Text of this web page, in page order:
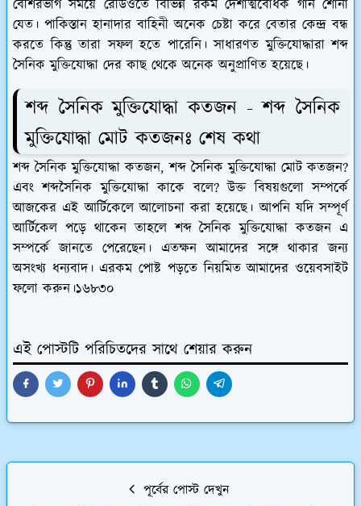
বেশিরভাগ সময়ে রেডিওতে বিভিন্ন রকম দেশাত্মবোধক গান শোনা
যেত। পাকিস্তান হানাদার বাহিনী অনেক চেষ্টা করে বেতার কেন্দ্র বন্ধ
করতে কিন্তু তারা সফল হতে পারেনি। সাধারণত মুক্তিযোদ্ধারা শব্দ
সৈনিক মুক্তিযোদ্ধা দের কাছ থেকে অনেক অনুপ্রাণিত হয়েছে।
শব্দ সৈনিক মুক্তিযোদ্ধা কতজন - শব্দ সৈনিক
মুক্তিযোদ্ধা মোট কতজনঃ শেষ কথা
শব্দ সৈনিক মুক্তিযোদ্ধা কতজন, শব্দ সৈনিক মুক্তিযোদ্ধা মোট কতজন?
এবং শব্দসৈনিক মুক্তিযোদ্ধা কাকে বলে? উক্ত বিষয়গুলো সম্পর্কে
আজকের এই আর্টিকেলে আলোচনা করা হয়েছে। আপনি যদি সম্পূর্ণ
আর্টিকেল পড়ে থাকেন তাহলে শব্দ সৈনিক মুক্তিযোদ্ধা কতজন এ
সম্পর্কে জানতে পেরেছেন। এতক্ষন আমাদের সঙ্গে থাকার জন্য
অসংখ্য ধন্যবাদ। এরকম পোষ্ট পড়তে নিয়মিত আমাদের ওয়েবসাইট
ফলো করুন।১৬৮৩০
এই পোস্টটি পরিচিতদের সাথে শেয়ার করুন
পূর্বের পোস্ট দেখুন